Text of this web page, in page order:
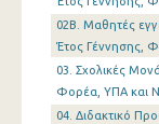
02B. Μαθητές
Έτος Γέννησης,
03. Σχολικές
Φορέα, ΥΠΑ και
04. Διδακτικό